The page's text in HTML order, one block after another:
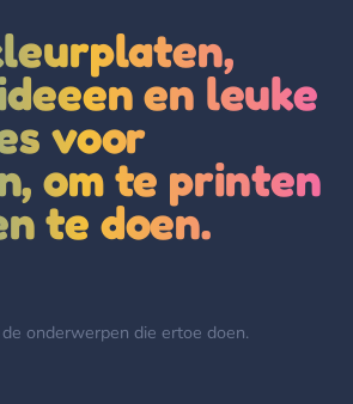
en leuke
voor
om te printen
te doen.
onderwerpen die ertoe doen.